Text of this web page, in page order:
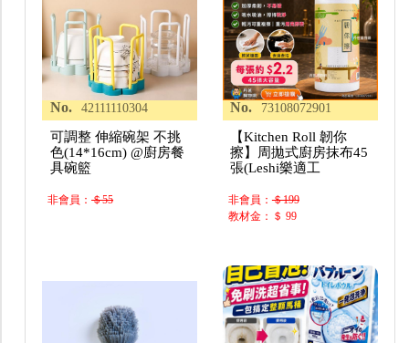
No. 42111110304
可調整 伸縮碗架 不挑
色(14*16cm) @廚房餐
具碗籃
非會員：＄55
No. 73108072901
【Kitchen Roll 韌你
擦】周拋式廚房抹布45
張(Leshi樂適工
非會員：＄199
教材金：＄ 99